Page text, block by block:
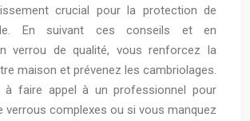
crucial pour la protection de
En suivant ces conseils et en
verrou de qualité, vous renforcez la
maison et prévenez les cambriolages.
à faire appel à un professionnel pour
verrous complexes ou si vous manquez